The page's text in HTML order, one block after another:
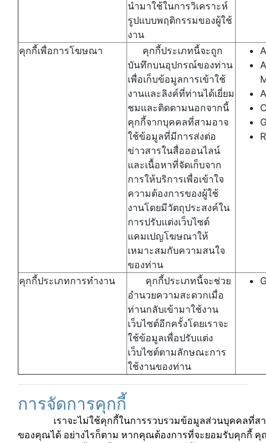
นำมาใช้ในการวิเคราะห์
รูปแบบพฤติกรรมของผู้ใช้
งาน
คุกกี้เพื่อการโฆษณา
คุกกี้ประเภทนี้จะถูก
บันทึกบนอุปกรณ์ของท่าน
เพื่อเก็บข้อมูลการเข้าใช้
งานและลิงค์ที่ท่านได้เยี่ยม
ชมและติดตามนอกจากนี้
คุกกี้จากบุคคลที่สามอาจ
ใช้ข้อมูลที่มีการส่งต่อ
ข่าวสารในสื่อออนไลน์
และเนื้อหาที่จัดเก็บจาก
การให้บริการเพื่อเข้าใจ
ความต้องการของผู้ใช้
งานโดยมีวัตถุประสงค์ใน
การปรับแต่งเว็บไซต์
แคมเปญโฆษณาให้
เหมาะสมกับความสนใจ
ของท่าน
คุกกี้ประเภทการทำงาน
คุกกี้ประเภทนี้จะช่วย
อำนวยความสะดวกเมื่อ
ท่านกลับเข้ามาใช้งาน
เว็บไซต์อีกครั้งโดยเราจะ
ใช้ข้อมูลเพื่อปรับแต่ง
เว็บไซต์ตามลักษณะการ
ใช้งานของท่าน
การจัดการคุกกี้
เราจะไม่ใช้คุกกี้ในการรวบรวมข้อมูลส่วนบุคคลที่สา
ของคุณได้ อย่างไรก็ตาม หากคุณต้องการที่จะยอมรับคุกกี้ คุ